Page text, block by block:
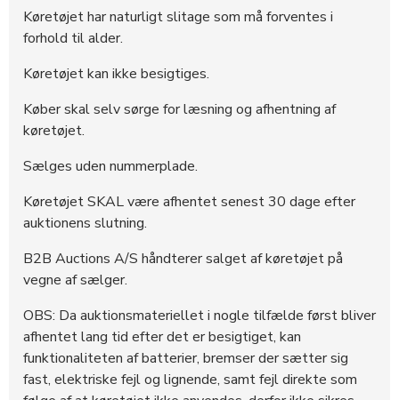
Køretøjet har naturligt slitage som må forventes i
forhold til alder.
Køretøjet kan ikke besigtiges.
Køber skal selv sørge for læsning og afhentning af
køretøjet.
Sælges uden nummerplade.
Køretøjet SKAL være afhentet senest 30 dage efter
auktionens slutning.
B2B Auctions A/S håndterer salget af køretøjet på
vegne af sælger.
OBS: Da auktionsmateriellet i nogle tilfælde først bliver
afhentet lang tid efter det er besigtiget, kan
funktionaliteten af batterier, bremser der sætter sig
fast, elektriske fejl og lignende, samt fejl direkte som